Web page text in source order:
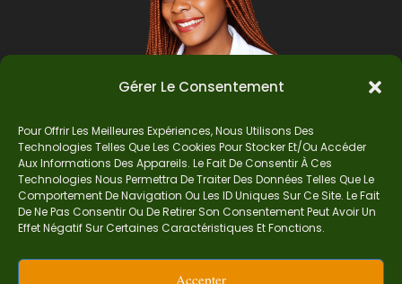
Gérer Le Consentement
Pour Offrir Les Meilleures Expériences, Nous Utilisons Des
Technologies Telles Que Les Cookies Pour Stocker Et/ou Accéder
Aux Informations Des Appareils. Le Fait De Consentir À Ces
Technologies Nous Permettra De Traiter Des Données Telles Que Le
Comportement De Navigation Ou Les ID Uniques Sur Ce Site. Le Fait
De Ne Pas Consentir Ou De Retirer Son Consentement Peut Avoir Un
Effet Négatif Sur Certaines Caractéristiques Et Fonctions.
Accepter
Auteur
Je suis Madame Mba, une enseignante certifiée
de mathématiques. Sur Ndolomath, je partage
mes épreuves, documents mathématiques,